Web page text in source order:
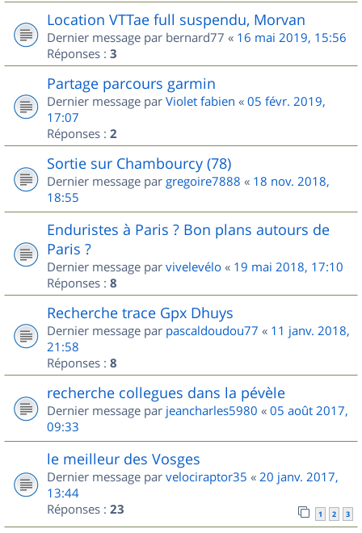
Location VTTae full suspendu, Morvan
Dernier message par bernard77 « 16 mai 2019, 15:56
Réponses : 3
Partage parcours garmin
Dernier message par Violet fabien « 05 févr. 2019,
17:07
Réponses : 2
Sortie sur Chambourcy (78)
Dernier message par gregoire7888 « 18 nov. 2018,
18:55
Enduristes à Paris ? Bon plans autours de
Paris ?
Dernier message par vivelevélo « 19 mai 2018, 17:10
Réponses : 8
Recherche trace Gpx Dhuys
Dernier message par pascaldoudou77 « 11 janv. 2018,
21:58
Réponses : 8
recherche collegues dans la pévèle
Dernier message par jeancharles5980 « 05 août 2017,
09:33
le meilleur des Vosges
Dernier message par velociraptor35 « 20 janv. 2017,
13:44
Réponses : 23 1 2 3